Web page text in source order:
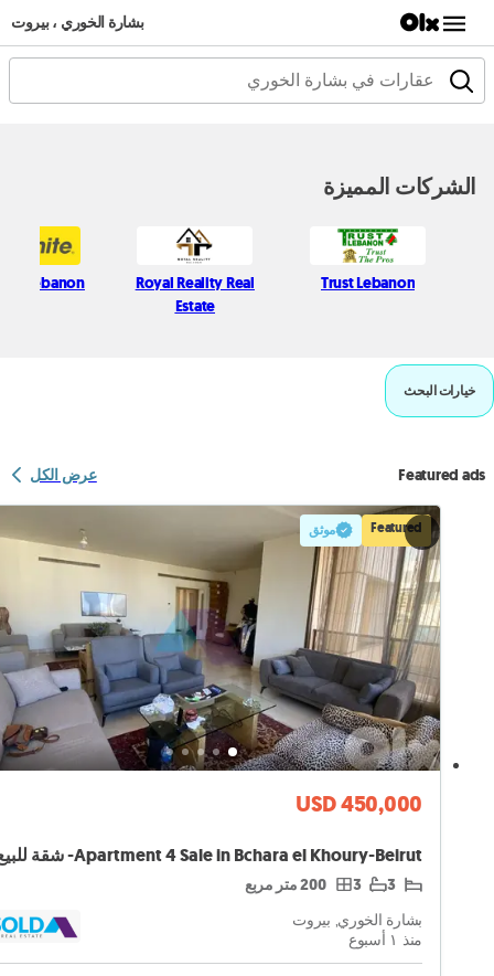
بشارة الخوري ، بيروت
الشركات المميزة
Trust Lebanon
Royal Reality Real
Estate
Lebanon
خيارات البحث
Featured ads عرض الكل
Featured موثق
USD 450,000
3
3 200 متر مربع
بشارة الخوري, بيروت
منذ ١ أسبوع